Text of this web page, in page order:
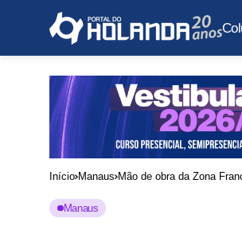
Início Manaus Mão de obra da Zona
Manaus